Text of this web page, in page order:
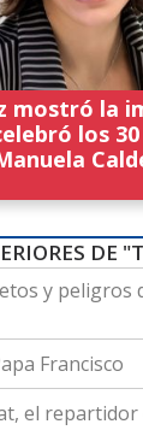
mostró la
los
DE
y peligros
Francisco
el repartidor